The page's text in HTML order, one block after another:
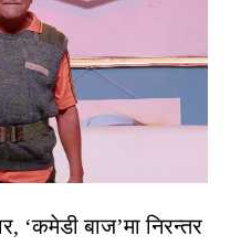
‘कमेडी बाज’मा निरन्तर